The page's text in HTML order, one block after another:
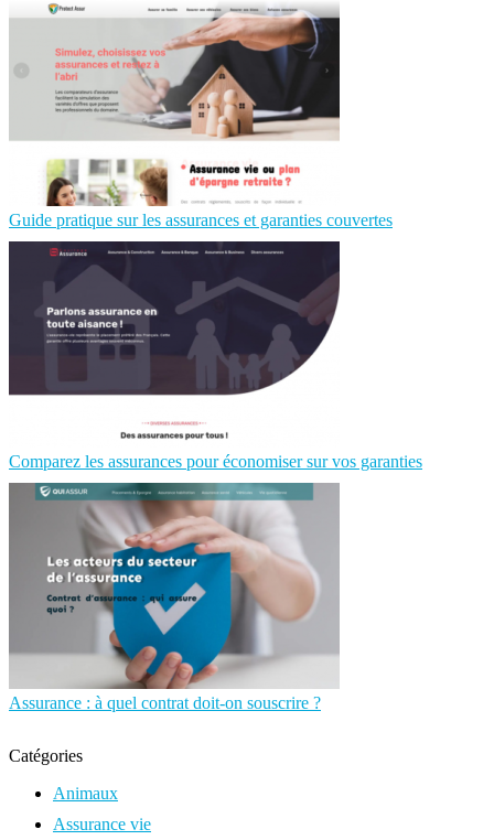
Guide pratique sur les assurances et garanties couvertes
Comparez les assurances pour économiser sur vos garanties
Assurance : à quel contrat doit-on souscrire ?
Catégories
Animaux
Assurance vie